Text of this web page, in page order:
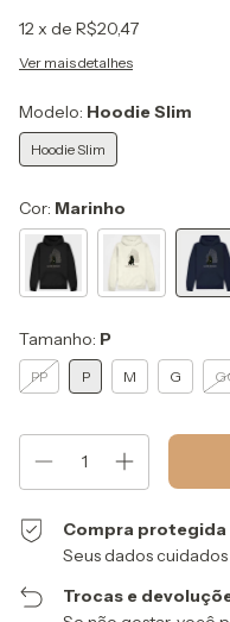
12x de R$20,47
Ver mais detalhes
Modelo: Hoodie Slim
Hoodie Slim
Cor: Marinho
Tamanho: P
PP P M G
Compra protegida
Seus dados
Trocas e